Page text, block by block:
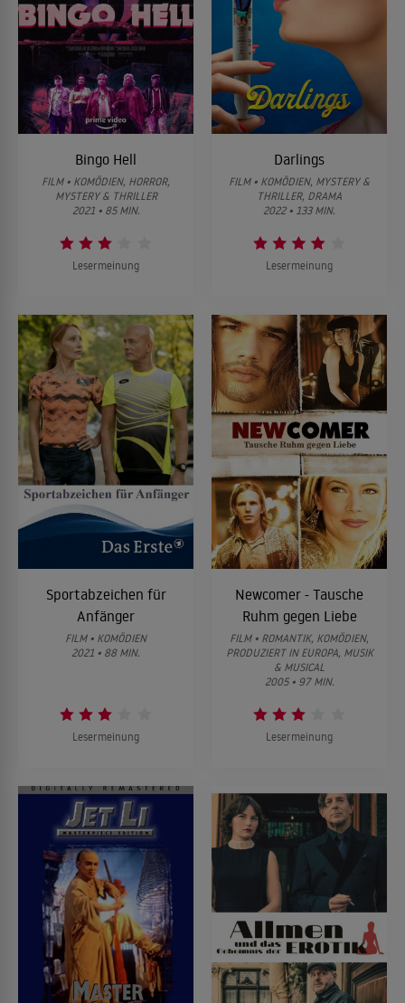
Bingo Hell
FILM • KOMÖDIEN, HORROR,
MYSTERY & THRILLER
2021 • 85 MIN.
Lesermeinung
Darlings
FILM • KOMÖDIEN, MYSTERY &
THRILLER, DRAMA
2022 • 133 MIN.
Lesermeinung
Sportabzeichen für
Anfänger
FILM • KOMÖDIEN
2021 • 88 MIN.
Lesermeinung
Newcomer - Tausche
Ruhm gegen Liebe
FILM • ROMANTIK, KOMÖDIEN,
PRODUZIERT IN EUROPA, MUSIK
& MUSICAL
2005 • 97 MIN.
Lesermeinung